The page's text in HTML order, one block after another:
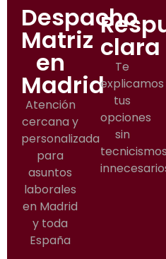
Despacho
Matriz
en
Madrid
Atención
cercana y
personalizada
para
asuntos
laborales
en Madrid
y toda
España
clara
Te
explicamos
tus
opciones
sin
tecnicismos